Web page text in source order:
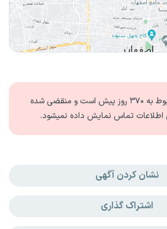
به ۳۷۰ روز
پیش است و منقضی شده
اطلاعات تماس نمایش داده نمیشود.
نشان کردن آگهی
اشتراک گذاری